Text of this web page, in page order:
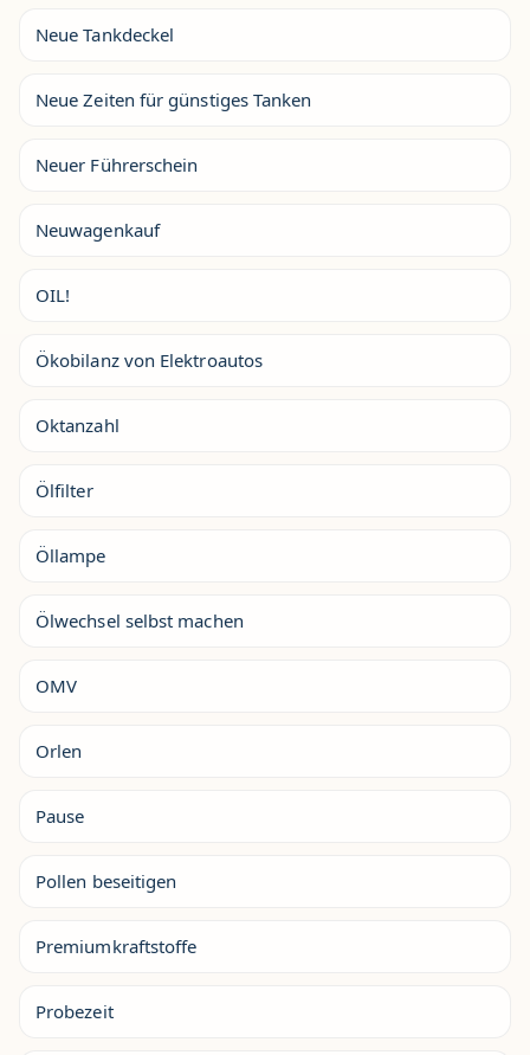
Neue Tankdeckel
Neue Zeiten für günstiges Tanken
Neuer Führerschein
Neuwagenkauf
OIL!
Ökobilanz von Elektroautos
Oktanzahl
Ölfilter
Öllampe
Ölwechsel selbst machen
OMV
Orlen
Pause
Pollen beseitigen
Premiumkraftstoffe
Probezeit